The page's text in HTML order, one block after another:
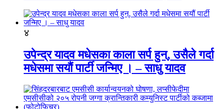
४
उपेन्द्र यादव मधेसका काला सर्प हुन्, उसैले गर्दा
मधेसमा सयौं पार्टी जन्मिए । – साधु यादव